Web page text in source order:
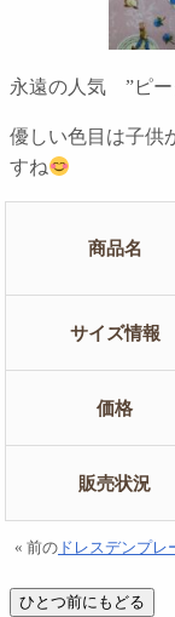
永遠の人気 ”ピー
優しい色目は子供
すね
商品名
サイズ情報
価格
販売状況
« 前の ドレスデンプレ